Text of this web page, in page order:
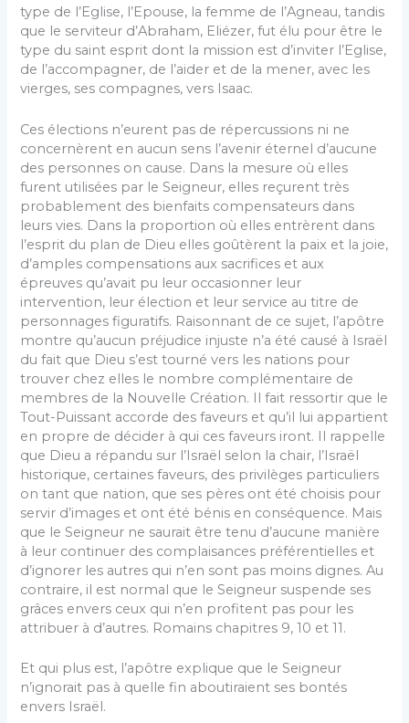
type de l’Eglise, l’Epouse, la femme de l’Agneau, tandis
que le serviteur d’Abraham, Eliézer, fut élu pour être le
type du saint esprit dont la mission est d’inviter l’Eglise,
de l’accompagner, de l’aider et de la mener, avec les
vierges, ses compagnes, vers Isaac.
Ces élections n’eurent pas de répercussions ni ne
concernèrent en aucun sens l’avenir éternel d’aucune
des personnes on cause. Dans la mesure où elles
furent utili­sées par le Seigneur, elles reçurent très
probablement des bienfaits compensateurs dans
leurs vies. Dans la pro­portion où elles entrèrent dans
l’esprit du plan de Dieu elles goûtèrent la paix et la joie,
d’amples compensations aux sacrifices et aux
épreuves qu’avait pu leur occasion­ner leur
intervention, leur élection et leur service au titre de
personnages figuratifs. Raisonnant de ce sujet, l’apôtre
montre qu’aucun préjudice injuste n’a été causé à Israël
du fait que Dieu s’est tourné vers les nations pour
trouver chez elles le nombre complémentaire de
membres de la Nouvelle Création. Il fait ressortir que le
Tout-Puissant accorde des faveurs et qu’il lui appartient
en propre de décider à qui ces faveurs iront. Il rappelle
que Dieu a répandu sur l’Israël selon la chair, l’Israël
historique, certaines faveurs, des privilèges particuliers
on tant que nation, que ses pères ont été choisis pour
servir d’images et ont été bénis en conséquence. Mais
que le Seigneur ne saurait être tenu d’aucune manière
à leur continuer des complaisances préférentielles et
d’ignorer les autres qui n’en sont pas moins dignes. Au
contraire, il est normal que le Seigneur suspende ses
grâces envers ceux qui n’en profitent pas pour les
attribuer à d’au­tres. Romains chapitres 9, 10 et 11.
Et qui plus est, l’apôtre explique que le Seigneur
n’igno­rait pas à quelle fin aboutiraient ses bontés
envers Israël.